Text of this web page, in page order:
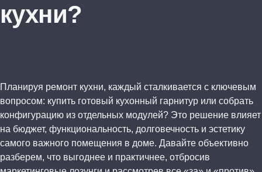
кухни?
Планируя ремонт кухни, каждый сталкивается с ключевым
вопросом: купить готовый кухонный гарнитур или собрать
конфигурацию из отдельных модулей? Это решение влияет
на бюджет, функциональность, долговечность и эстетику
самого важного помещения в доме. Давайте объективно
разберем, что выгоднее и практичнее, отбросив